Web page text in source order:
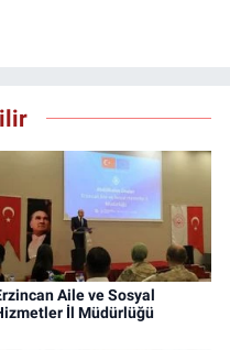
internet haber sitesinde
ve içerik üretiyorum.
Aile ve Sosyal
İl Müdürlüğü